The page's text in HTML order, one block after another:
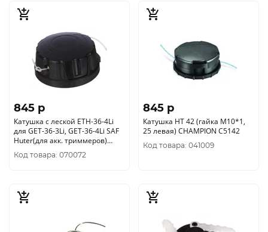
845 p
Катушка с леской ETH-36-4Li
для GET-36-3Li, GET-36-4Li SAF
Huter(для акк. триммеров)
71/1/16
Код товара: 070072
845 p
Катушка HT 42 (гайка М10*1,
25 левая) CHAMPION C5142
Код товара: 041009